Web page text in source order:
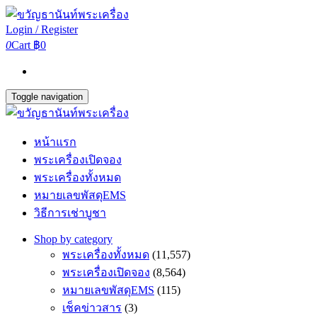
Login / Register
0Cart ฿0
Toggle navigation
หน้าแรก
พระเครื่องเปิดจอง
พระเครื่องทั้งหมด
หมายเลขพัสดุEMS
วิธีการเช่าบูชา
Shop by category
พระเครื่องทั้งหมด (11,557)
พระเครื่องเปิดจอง (8,564)
หมายเลขพัสดุEMS (115)
เช็คข่าวสาร (3)